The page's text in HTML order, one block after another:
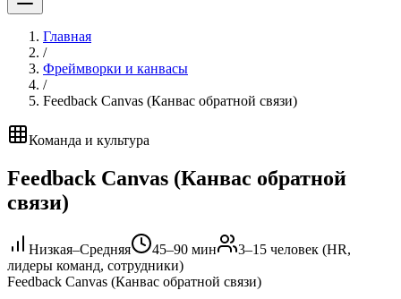
Главная
/
Фреймворки и канвасы
/
Feedback Canvas (Канвас обратной связи)
Команда и культура
Feedback Canvas (Канвас обратной
связи)
Низкая–Средняя 45–90 мин
3–15 человек (HR,
лидеры команд, сотрудники)
Feedback Canvas (Канвас обратной связи)